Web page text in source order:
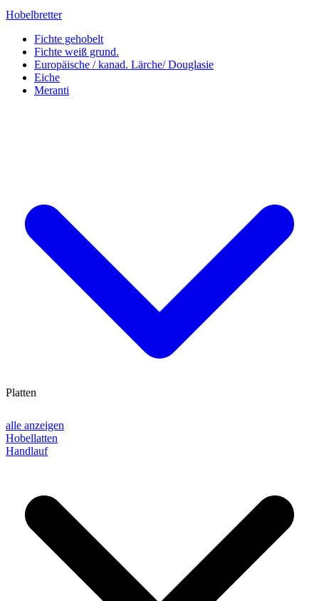
Hobelbretter
Fichte gehobelt
Fichte weiß grund.
Europäische / kanad. Lärche/ Douglasie
Eiche
Meranti
alle anzeigen
Hobellatten
Handlauf
Platten